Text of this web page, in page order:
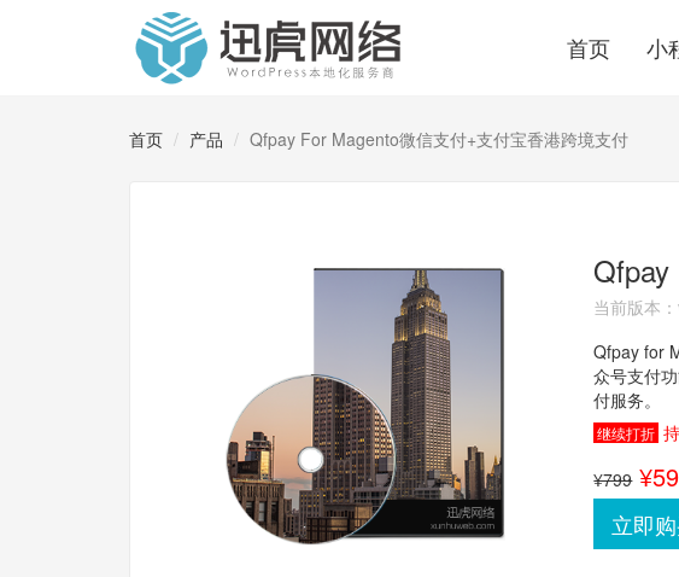
首页 小
首页 产品 Qfpay For Magento微信支付+支付宝香港跨境支付
当前版本
Qfpay for
众号支付
付服务。
继续打折
¥799
立即